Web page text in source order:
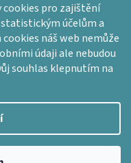
cookies pro zajištění
účelům a
náš web nemůže
údaji ale nebudou
souhlas klepnutím na